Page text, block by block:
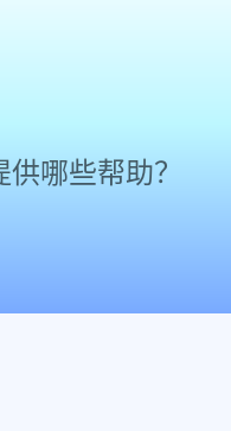
哪些帮助？